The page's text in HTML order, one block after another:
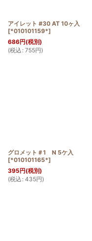
アイレット #30 AT 10ヶ入
[*010101159*]
686円(税別)
(税込 : 755円)
グロメット＃1 N 5ケ入
[*010101165*]
395円(税別)
(税込 : 435円)